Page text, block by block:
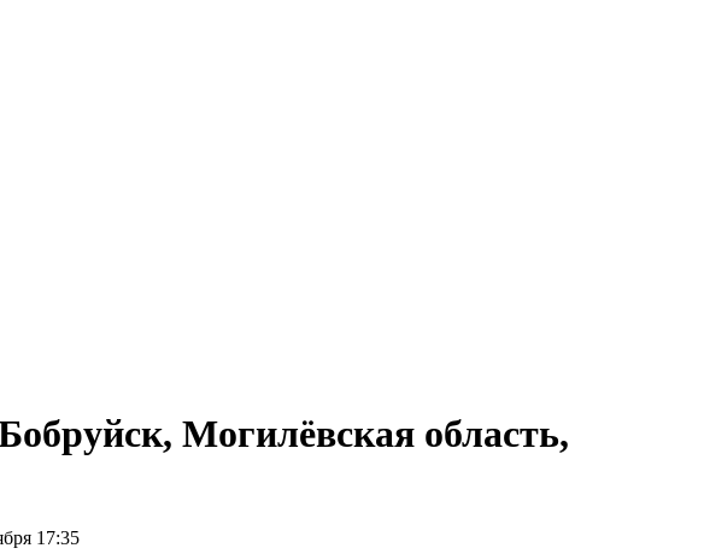
Могилёвская область,
17:35